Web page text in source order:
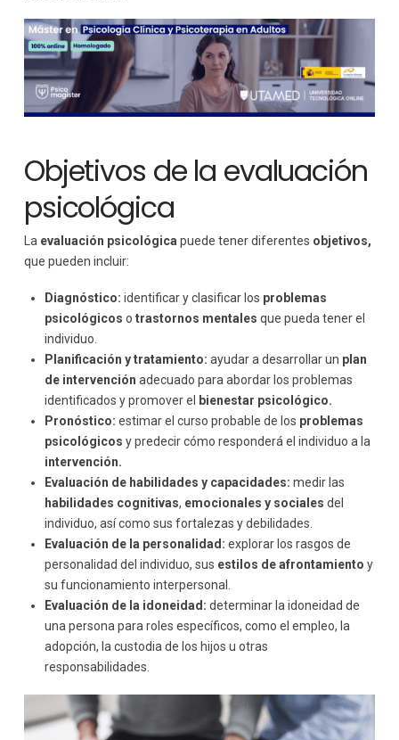
Objetivos de la evaluación
psicológica
La evaluación psicológica puede tener diferentes objetivos,
que pueden incluir:
Diagnóstico: identificar y clasificar los problemas
psicológicos otrastornos mentales que pueda tener el
individuo.
Planificación y tratamiento: ayudar a desarrollar un plan
de intervención adecuado para abordar los problemas
identificados y promover el bienestar psicológico.
Pronóstico: estimar el curso probable de los problemas
psicológicos y predecir cómo responderá el individuo a la
intervención.
Evaluación de habilidades y capacidades: medir las
habilidades cognitivas, emocionales y sociales del
individuo, así como sus fortalezas y debilidades.
Evaluación de la personalidad: explorar los rasgos de
personalidad del individuo, sus estilos de afrontamiento y
su funcionamiento interpersonal.
Evaluación de la idoneidad: determinar la idoneidad de
una persona para roles específicos, como el empleo, la
adopción, la custodia de los hijos u otras
responsabilidades.